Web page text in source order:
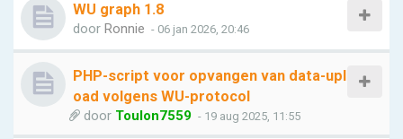
WU graph 1.8
door Ronnie - 06 jan 2026, 20:46
PHP-script voor opvangen van data-upl
oad volgens WU-protocol
door Toulon7559 - 19 aug 2025, 11:55